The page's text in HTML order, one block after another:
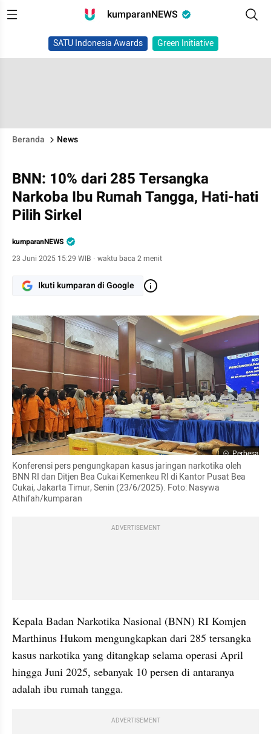
kumparanNEWS
SATU Indonesia Awards Green Initiative
Beranda News
BNN: 10% dari 285 Tersangka
Narkoba Ibu Rumah Tangga, Hati-hati
Pilih Sirkel
kumparanNEWS
23 Juni 2025 15:29 WIB · waktu baca 2 menit
Ikuti kumparan di Google
Perbesar
Konferensi pers pengungkapan kasus jaringan narkotika oleh
BNN RI dan Ditjen Bea Cukai Kemenkeu RI di Kantor Pusat Bea
Cukai, Jakarta Timur, Senin (23/6/2025). Foto: Nasywa
Athifah/kumparan
ADVERTISEMENT
Kepala Badan Narkotika Nasional (BNN) RI Komjen
Marthinus Hukom mengungkapkan dari 285 tersangka
kasus narkotika yang ditangkap selama operasi April
hingga Juni 2025, sebanyak 10 persen di antaranya
adalah ibu rumah tangga.
ADVERTISEMENT